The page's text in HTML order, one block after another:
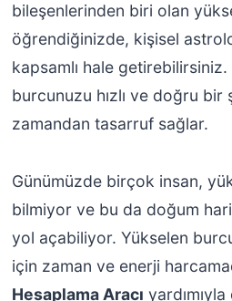
bileşenlerinden biri olan
öğrendiğinizde, kişisel
kapsamlı hale
burcunuzu hızlı ve doğru
zamandan tasarruf sağlar.
Günümüzde birçok insan,
bilmiyor ve bu da doğum
yol açabiliyor. Yükselen
için zaman ve enerji
Hesaplama Aracı